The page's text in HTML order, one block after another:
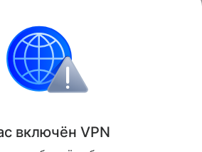
Поделиться
включён VPN